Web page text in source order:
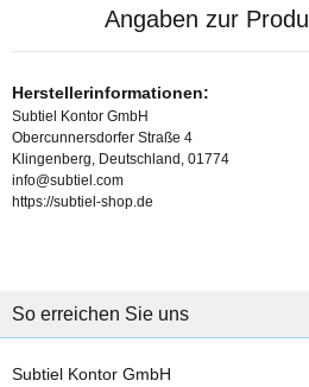
Angaben zur
Herstellerinformationen:
Subtiel Kontor GmbH
Obercunnersdorfer Straße 4
Klingenberg, Deutschland, 01774
info@subtiel.com
https://subtiel-shop.de
So erreichen Sie uns
Subtiel Kontor GmbH